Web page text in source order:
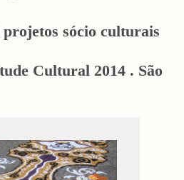
sócio culturais
Cultural 2014 . São